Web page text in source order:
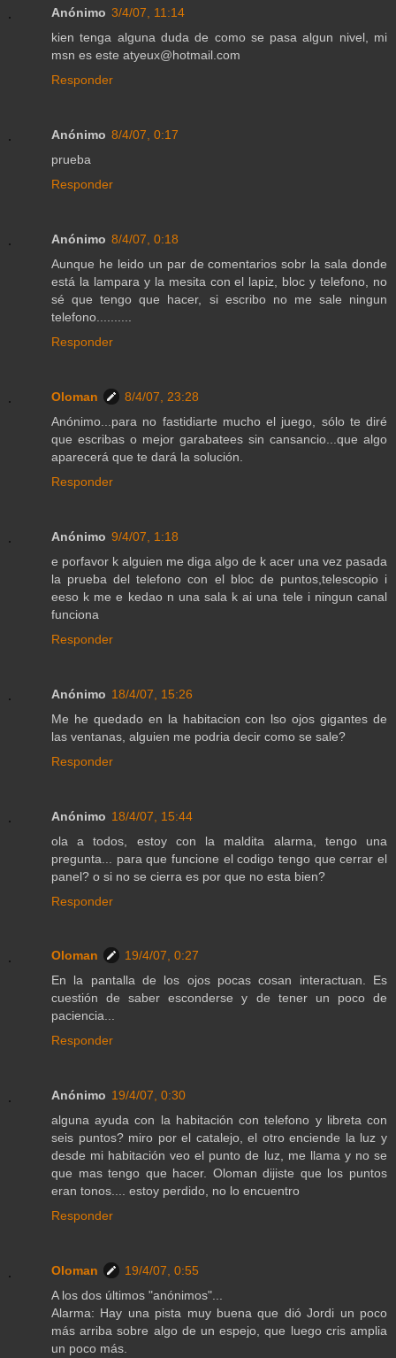
Anónimo 3/4/07, 11:14
kien tenga alguna duda de como se pasa algun nivel, mi
msn es este atyeux@hotmail.com
Responder
Anónimo 8/4/07, 0:17
prueba
Responder
Anónimo 8/4/07, 0:18
Aunque he leido un par de comentarios sobr la sala donde
está la lampara y la mesita con el lapiz, bloc y telefono, no
sé que tengo que hacer, si escribo no me sale ningun
telefono..........
Responder
Oloman
8/4/07, 23:28
Anónimo...para no fastidiarte mucho el juego, sólo te diré
que escribas o mejor garabatees sin cansancio...que algo
aparecerá que te dará la solución.
Responder
Anónimo 9/4/07, 1:18
e porfavor k alguien me diga algo de k acer una vez pasada
la prueba del telefono con el bloc de puntos,telescopio i
eeso k me e kedao n una sala k ai una tele i ningun canal
funciona
Responder
Anónimo 18/4/07, 15:26
Me he quedado en la habitacion con lso ojos gigantes de
las ventanas, alguien me podria decir como se sale?
Responder
Anónimo 18/4/07, 15:44
ola a todos, estoy con la maldita alarma, tengo una
pregunta... para que funcione el codigo tengo que cerrar el
panel? o si no se cierra es por que no esta bien?
Responder
Oloman
19/4/07, 0:27
En la pantalla de los ojos pocas cosan interactuan. Es
cuestión de saber esconderse y de tener un poco de
paciencia...
Responder
Anónimo 19/4/07, 0:30
alguna ayuda con la habitación con telefono y libreta con
seis puntos? miro por el catalejo, el otro enciende la luz y
desde mi habitación veo el punto de luz, me llama y no se
que mas tengo que hacer. Oloman dijiste que los puntos
eran tonos.... estoy perdido, no lo encuentro
Responder
Oloman
19/4/07, 0:55
A los dos últimos "anónimos"...
Alarma: Hay una pista muy buena que dió Jordi un poco
más arriba sobre algo de un espejo, que luego cris amplia
un poco más.